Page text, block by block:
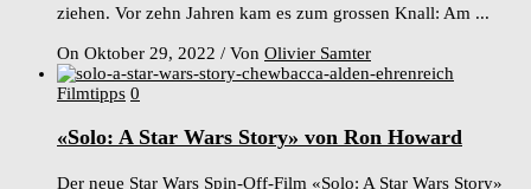
ziehen. Vor zehn Jahren kam es zum grossen Knall: Am ...
On Oktober 29, 2022 / Von Olivier Samter
Filmtipps 0
«Solo: A Star Wars Story» von Ron Howard
Der neue Star Wars Spin-Off-Film «Solo: A Star Wars Story»